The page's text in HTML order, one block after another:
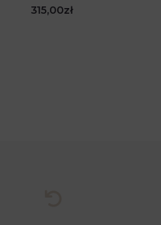
315,00zł